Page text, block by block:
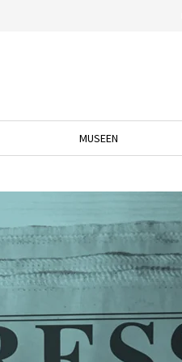
MUSEEN